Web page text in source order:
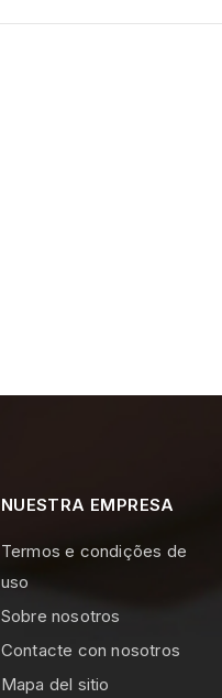
NUESTRA EMPRESA
Termos e condições de
uso
Sobre nosotros
Contacte con nosotros
Mapa del sitio